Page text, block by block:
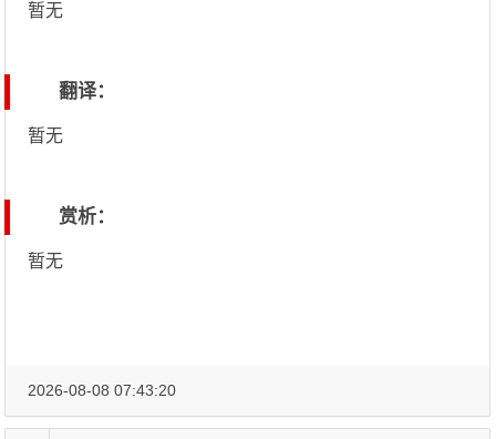
暂无
翻译：
暂无
赏析：
暂无
2026-08-08 07:43:20